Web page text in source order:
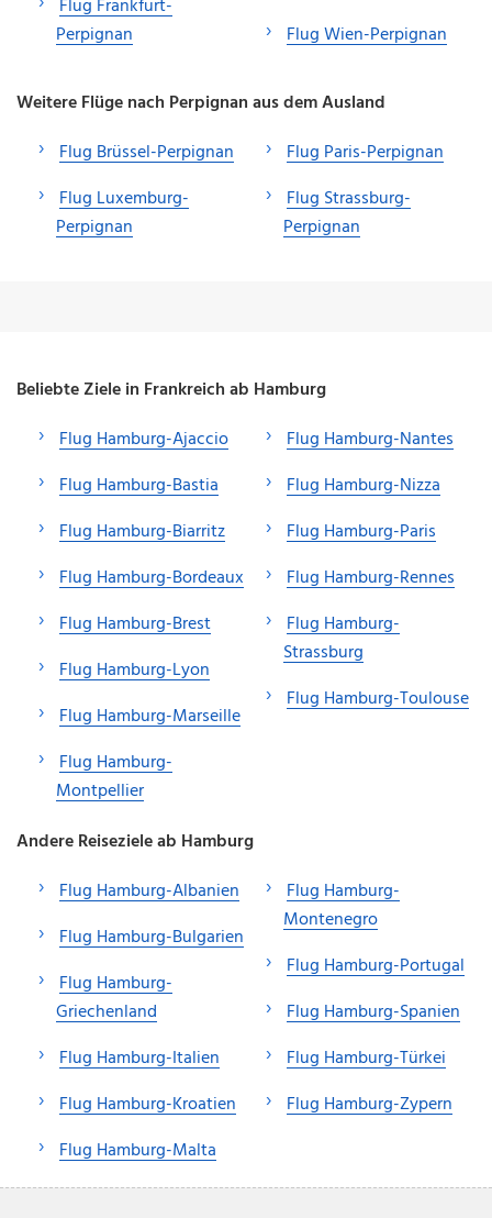
Flug Frankfurt-
Perpignan
Flug Wien-Perpignan
Weitere Flüge nach Perpignan aus dem Ausland
Flug Brüssel-Perpignan
Flug Luxemburg-
Perpignan
Flug Paris-Perpignan
Flug Strassburg-
Perpignan
Beliebte Ziele in Frankreich ab Hamburg
Flug Hamburg-Ajaccio
Flug Hamburg-Bastia
Flug Hamburg-Biarritz
Flug Hamburg-Bordeaux
Flug Hamburg-Brest
Flug Hamburg-Lyon
Flug Hamburg-Marseille
Flug Hamburg-
Montpellier
Flug Hamburg-Nantes
Flug Hamburg-Nizza
Flug Hamburg-Paris
Flug Hamburg-Rennes
Flug Hamburg-
Strassburg
Flug Hamburg-Toulouse
Andere Reiseziele ab Hamburg
Flug Hamburg-Albanien
Flug Hamburg-Bulgarien
Flug Hamburg-
Griechenland
Flug Hamburg-Italien
Flug Hamburg-Kroatien
Flug Hamburg-Malta
Flug Hamburg-
Montenegro
Flug Hamburg-Portugal
Flug Hamburg-Spanien
Flug Hamburg-Türkei
Flug Hamburg-Zypern